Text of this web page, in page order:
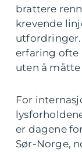
brattere
krevende
erfaring ofte
uten å
For
er dagene
Sør-Norge,